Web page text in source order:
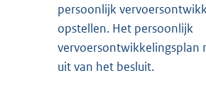
persoonlijk
opstellen. Het persoonlijk
vervoersontwikkelingsplan
uit van het besluit.